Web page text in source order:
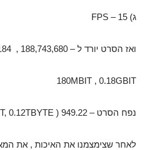
ג) FPS – 15
ואז הסרט יורד ל – 188,743,680 , 184-KBIT,
180MBIT , 0.18GBIT
נפח הסרט – 949.22 ( 0.93TBIT, 0.12TBYTE).
לאחר שצימצמנו את האיכות , את